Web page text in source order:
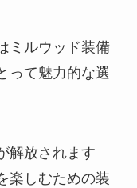
ミルウッド装備
って魅力的な選
解放されます
楽しむための装